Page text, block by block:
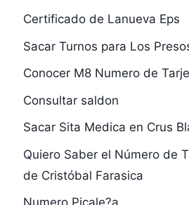
Certificado de Lanueva Eps
Sacar Turnos para Los
Conocer M8 Numero de
Consultar saldon
Sacar Sita Medica en Crus
Quiero Saber el Número de
de Cristóbal Farasica